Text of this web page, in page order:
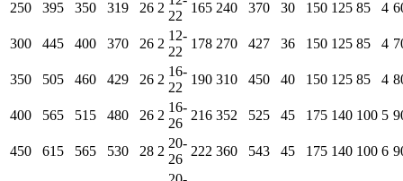
250 395 350 319 26 2
22
165 240 370 30 150 125 85 4
300 445 400 370 26 2
12-
22
178 270 427 36 150 125 85 4
350 505 460 429 26 2
16-
22
190 310 450 40 150 125 85 4
400 565 515 480 26 2
16-
26
216 352 525 45 175 140 100 5
450 615 565 530 28 2
20-
26
222 360 543 45 175 140 100 6